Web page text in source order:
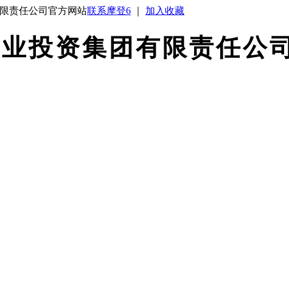
责任公司官方网站联系摩登6 加入收藏
投资集团有限责任公司